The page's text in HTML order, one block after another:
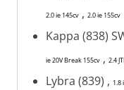
2.0 ie 145cv , 2.0 ie 155cv
Kappa (838)
ie 20V Break 155cv , 2.4
Lybra (839) , 1.8